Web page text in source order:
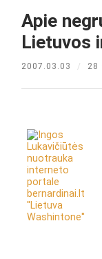
Apie
Lietuvos
2007.03.03 / 28